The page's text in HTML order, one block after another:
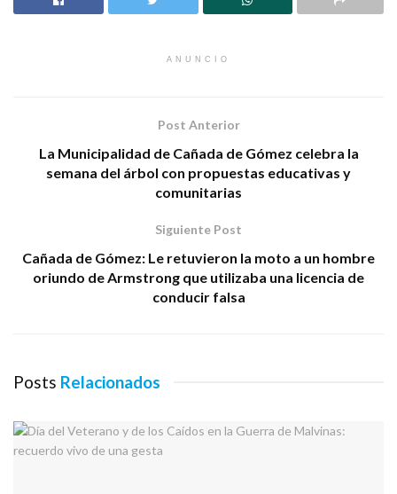
ANUNCIO
Post Anterior
La Municipalidad de Cañada de Gómez celebra la
semana del árbol con propuestas educativas y
comunitarias
Siguiente Post
Cañada de Gómez: Le retuvieron la moto a un hombre
oriundo de Armstrong que utilizaba una licencia de
conducir falsa
Posts Relacionados